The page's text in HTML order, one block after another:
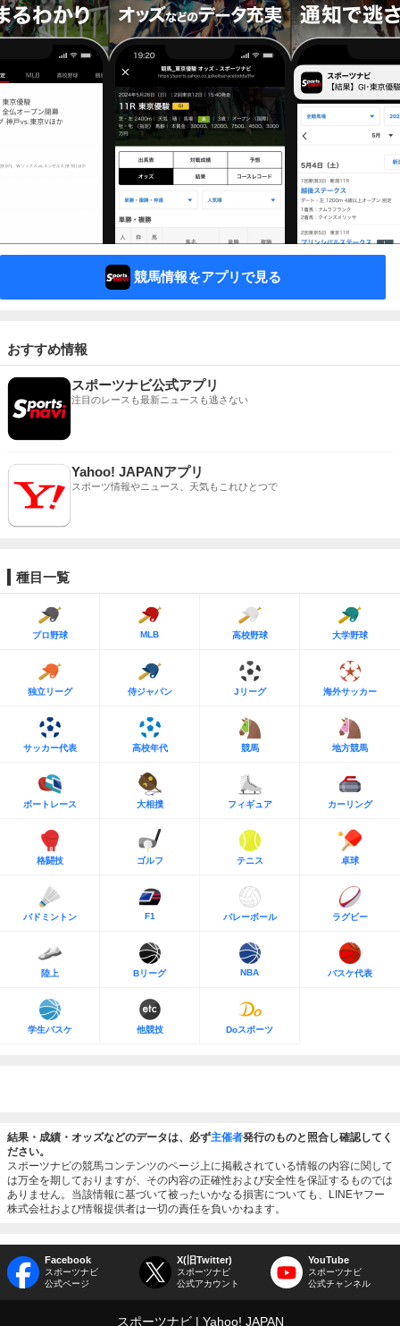
競馬情報をアプリで見る
おすすめ情報
スポーツナビ公式アプリ
注目のレースも最新ニュースも逃さない
Yahoo! JAPANアプリ
スポーツ情報やニュース、天気もこれひとつで
種目一覧
プロ野球 MLB 高校野球 大学野球
独立リーグ 侍ジャパン Jリーグ 海外サッカー
サッカー代表 高校年代 競馬 地方競馬
ボートレース 大相撲 フィギュア カーリング
格闘技 ゴルフ テニス 卓球
バドミントン F1 バレーボール ラグビー
陸上 Bリーグ NBA バスケ代表
学生バスケ 他競技 Doスポーツ
結果・成績・オッズなどのデータは、必ず主催者発行のものと照合し確認してく
ださい。
スポーツナビの競馬コンテンツのページ上に掲載されている情報の内容に関して
は万全を期しておりますが、その内容の正確性および安全性を保証するものでは
ありません。当該情報に基づいて被ったいかなる損害についても、LINEヤフー
株式会社および情報提供者は一切の責任を負いかねます。
Facebook
スポーツナビ
公式ページ
X(旧Twitter)
スポーツナビ
公式アカウント
YouTube
スポーツナビ
公式チャンネル
スポーツナビ Yahoo! JAPAN